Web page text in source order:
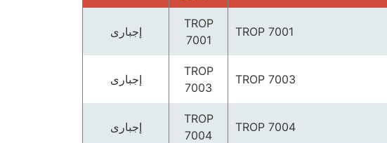
TROP 7001
TROP
7001
إجبارى
TROP 7003
TROP
7003
إجبارى
TROP 7004
TROP
7004
إجبارى